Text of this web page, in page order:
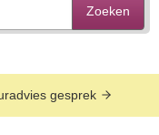
Zoeken
gesprek